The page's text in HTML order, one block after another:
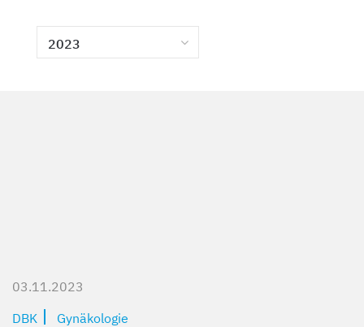
Kompetent und zugewandt
Mit besten Aussichten
Sicher und geborgen
Erzähl sie uns auf
2023
03.11.2023
DBK
Gynäkologie